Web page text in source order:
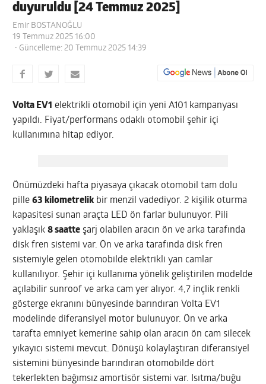
duyuruldu [24 Temmuz 2025]
Emir BOSTANOĞLU
19 Temmuz 2025 16:00
- Güncelleme: 20 Temmuz 2025 14:39
Volta EV1 elektrikli otomobil için yeni A101 kampanyası
yapıldı. Fiyat/performans odaklı otomobil şehir içi
kullanımına hitap ediyor.
Önümüzdeki hafta piyasaya çıkacak otomobil tam dolu
pille63 kilometrelik bir menzil vadediyor. 2 kişilik oturma
kapasitesi sunan araçta LED ön farlar bulunuyor. Pili
yaklaşık8 saatte şarj olabilen aracın ön ve arka tarafında
disk fren sistemi var. Ön ve arka tarafında disk fren
sistemiyle gelen otomobilde elektrikli yan camlar
kullanılıyor. Şehir içi kullanıma yönelik geliştirilen modelde
açılabilir sunroof ve arka cam yer alıyor. 4,7 inçlik renkli
gösterge ekranını bünyesinde barındıran Volta EV1
modelinde diferansiyel motor bulunuyor. Ön ve arka
tarafta emniyet kemerine sahip olan aracın ön cam silecek
yıkayıcı sistemi mevcut. Dönüşü kolaylaştıran diferansiyel
sistemini bünyesinde barındıran otomobilde dört
tekerlekten bağımsız amortisör sistemi var. Isıtma/buğu